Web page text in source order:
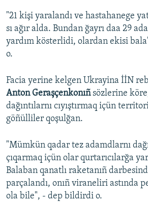
"21 kişi yaralandı ve hastahanege
sı ağır alda. Bundan ğayrı daa 29
yardım kösterlidi, olardan ekisi
o.
Facia yerine kelgen Ukrayina İİN
Anton Geraşçenkonıñsözlerine
dağıntılarnı cıyıştırmaq içün
göñülliler qoşulğan.
"Mümkün qadar tez adamdlarnı
çıqarmaq içün olar qurtarıcılarğa
Balaban qanatlı raketanıñ
parçalandı, onıñ viraneliri astında
ola bile", - dep bildirdi o.